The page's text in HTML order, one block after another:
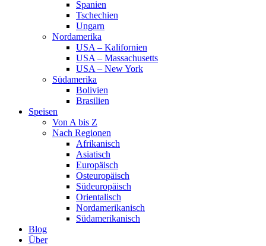
Spanien
Tschechien
Ungarn
Nordamerika
USA – Kalifornien
USA – Massachusetts
USA – New York
Südamerika
Bolivien
Brasilien
Speisen
Von A bis Z
Nach Regionen
Afrikanisch
Asiatisch
Europäisch
Osteuropäisch
Südeuropäisch
Orientalisch
Nordamerikanisch
Südamerikanisch
Blog
Über